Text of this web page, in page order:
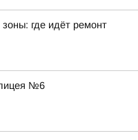
где идёт ремонт
№6